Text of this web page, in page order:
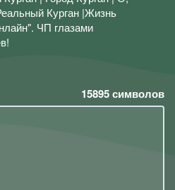
Курган |Жизнь
ЧП глазами
15895символов